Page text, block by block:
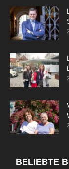
BELIEBTE